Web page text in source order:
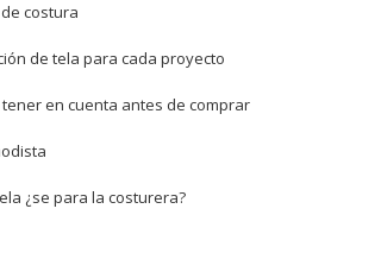
costura
de tela para cada proyecto
en cuenta antes de comprar
¿se para la costurera?